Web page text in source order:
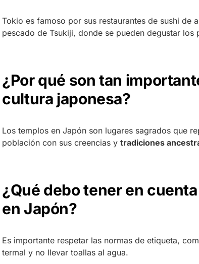
Tokio es famoso por sus restaurantes de sushi de
pescado de Tsukiji, donde se pueden degustar los
¿Por qué son tan
cultura japonesa?
Los templos en Japón son lugares sagrados que
población con sus creencias y tradiciones
¿Qué debo tener en
en Japón?
Es importante respetar las normas de etiqueta,
termal y no llevar toallas al agua.